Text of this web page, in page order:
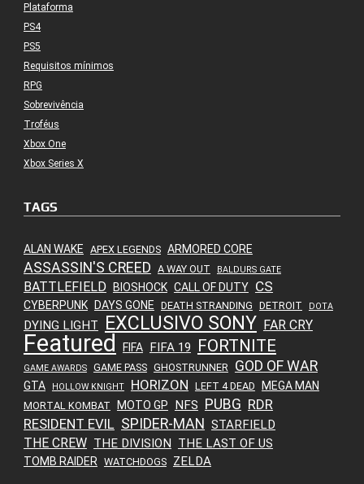
Plataforma
PS4
PS5
Requisitos mínimos
RPG
Sobrevivência
Troféus
Xbox One
Xbox Series X
TAGS
ALAN WAKE APEX LEGENDS ARMORED CORE
ASSASSIN'S CREED A WAY OUT BALDURS GATE
BATTLEFIELD BIOSHOCK CALL OF DUTY CS
CYBERPUNK DAYS GONE DEATH STRANDING DETROIT DOTA
DYING LIGHT EXCLUSIVO SONY FAR CRY
Featured FIFA FIFA 19 FORTNITE
GAME AWARDS GAME PASS GHOSTRUNNER GOD OF WAR
GTA HOLLOW KNIGHT HORIZON LEFT 4 DEAD MEGA MAN
MORTAL KOMBAT MOTO GP NFS PUBG RDR
RESIDENT EVIL SPIDER-MAN STARFIELD
THE CREW THE DIVISION THE LAST OF US
TOMB RAIDER WATCHDOGS ZELDA